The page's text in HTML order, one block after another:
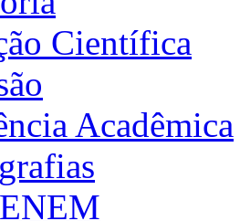
Científica
Acadêmica